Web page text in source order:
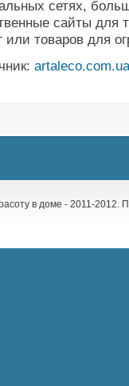
сетях,
сайты для
или товаров для
artaleco.com.ua
в доме - 2011-2012.